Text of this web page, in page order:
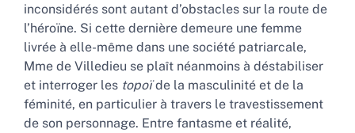
inconsidérés sont autant d’obstacles sur la route de
l’héroïne. Si cette dernière demeure une femme
livrée à elle-même dans une société patriarcale,
Mme de Villedieu se plaît néanmoins à déstabiliser
et interroger les topoïde la masculinité et de la
féminité, en particulier à travers le travestissement
de son personnage. Entre fantasme et réalité,